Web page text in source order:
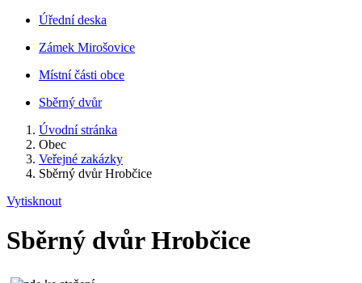
Úřední deska
Zámek Mirošovice
Místní části obce
Sběrný dvůr
Úvodní stránka
Obec
Veřejné zakázky
Sběrný dvůr Hrobčice
Vytisknout
Sběrný dvůr Hrobčice